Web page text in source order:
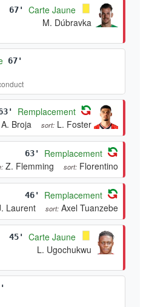
67'
Carte Jaune
M. Dúbravka
67'
Remplacement
A. Broja sort: L. Foster
63' Remplacement
Z. Flemming sort: Florentino
46' Remplacement
Laurent sort: Axel Tuanzebe
45'
Carte Jaune
L. Ugochukwu